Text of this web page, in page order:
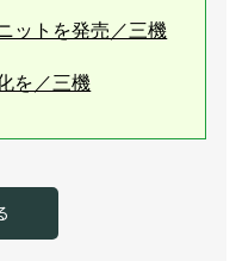
ットを発売／三機
を／三機
10月に自社展開催／
市場でのイメージを